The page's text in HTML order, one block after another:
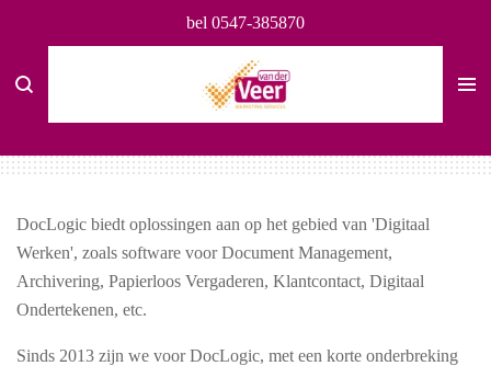
direct
naar
bel 0547-385870
DocLogic biedt oplossingen aan op het gebied van 'Digitaal
Werken', zoals software voor Document Management,
Archivering, Papierloos Vergaderen, Klantcontact, Digitaal
Ondertekenen, etc.
Sinds 2013 zijn we voor DocLogic, met een korte onderbreking